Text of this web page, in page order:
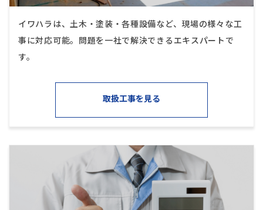
イワハラは、土木・塗装・各種設備など、現場の様々な工
事に対応可能。問題を一社で解決できるエキスパートで
す。
取扱工事を見る